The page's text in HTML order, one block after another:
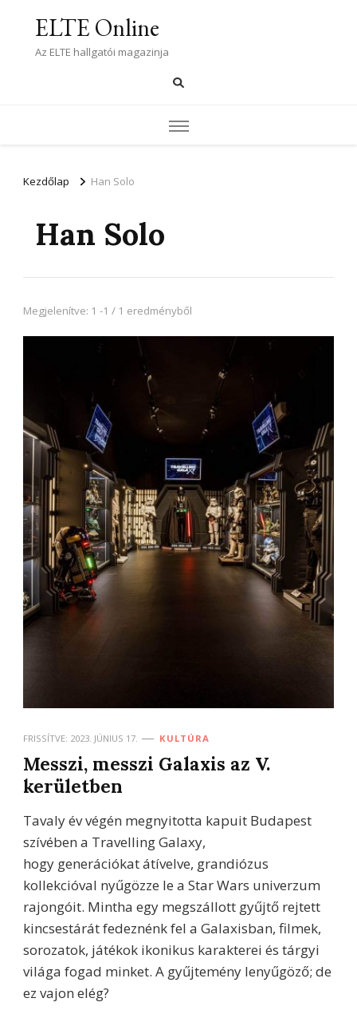
ELTE Online
Az ELTE hallgatói magazinja
Kezdőlap Han Solo
Han Solo
Megjelenítve: 1 -1 / 1 eredményből
FRISSÍTVE: 2023. JÚNIUS 17. KULTÚRA
Messzi, messzi Galaxis az V.
kerületben
Tavaly év végén megnyitotta kapuit Budapest
szívében a Travelling Galaxy,
hogy generációkat átívelve, grandiózus
kollekcióval nyűgözze le a Star Wars univerzum
rajongóit. Mintha egy megszállott gyűjtő rejtett
kincsestárát fedeznénk fel a Galaxisban, filmek,
sorozatok, játékok ikonikus karakterei és tárgyi
világa fogad minket. A gyűjtemény lenyűgöző; de
ez vajon elég?